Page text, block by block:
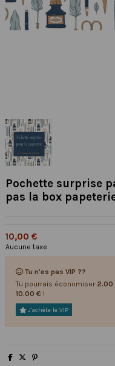
Pochette surprise
pas la box
10,00 €
Aucune taxe
Tu n'es pas VIP ??
Tu pourrais économiser 2.00
10.00 € !
J'achète le VIP